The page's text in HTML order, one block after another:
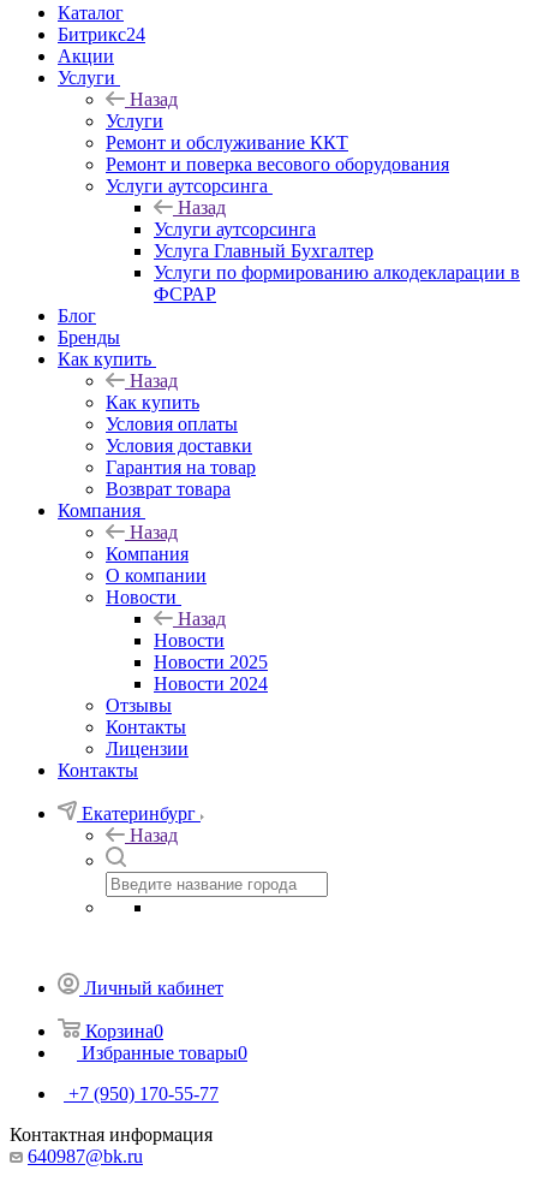
Каталог
Битрикс24
Акции
Услуги
Назад
Услуги
Ремонт и обслуживание ККТ
Ремонт и поверка весового оборудования
Услуги аутсорсинга
Назад
Услуги аутсорсинга
Услуга Главный Бухгалтер
Услуги по формированию алкодекларации в
ФСРАР
Блог
Бренды
Как купить
Назад
Как купить
Условия оплаты
Условия доставки
Гарантия на товар
Возврат товара
Компания
Назад
Компания
О компании
Новости
Назад
Новости
Новости 2025
Новости 2024
Отзывы
Контакты
Лицензии
Контакты
Екатеринбург
Назад
Личный кабинет
Корзина0
Избранные товары0
+7 (950) 170-55-77
Контактная информация
640987@bk.ru